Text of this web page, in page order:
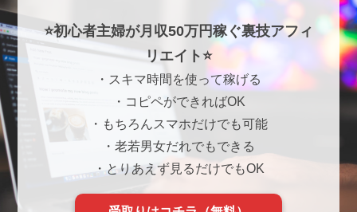
⭐初心者主婦が月収50万円稼ぐ裏技アフィ
リエイト⭐
・スキマ時間を使って稼げる
・コピペができればOK
・もちろんスマホだけでも可能
・老若男女だれでもできる
・とりあえず見るだけでもOK